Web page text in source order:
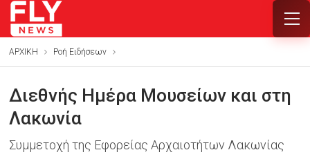
ΑΡΧΙΚΗ Ροή Ειδήσεων
Διεθνής Ημέρα Μουσείων και στη
Λακωνία
Συμμετοχή της Εφορείας Αρχαιοτήτων Λακωνίας